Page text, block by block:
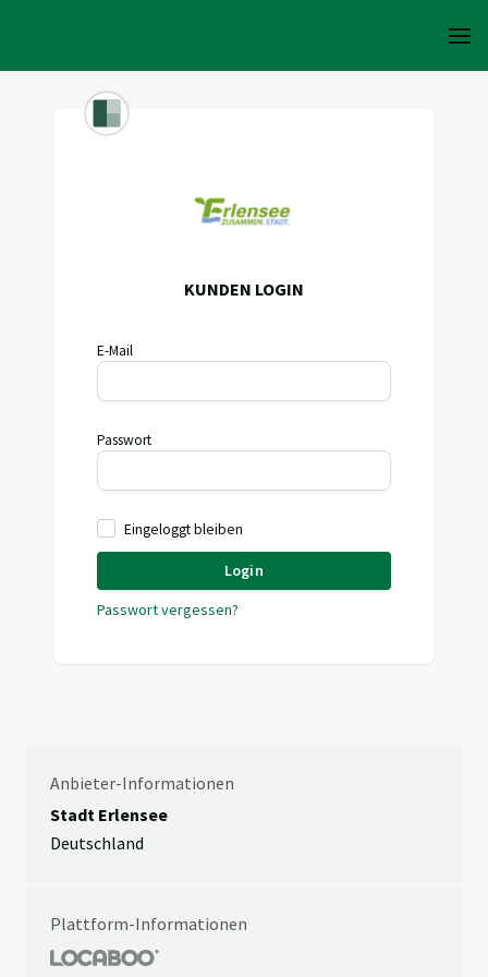
KUNDEN LOGIN
E-Mail
Passwort
Eingeloggt bleiben
Login
Passwort vergessen?
Anbieter-Informationen
Stadt Erlensee
Deutschland
Plattform-Informationen